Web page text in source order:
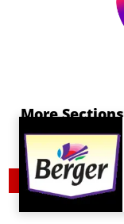
More Sections
Contact Us